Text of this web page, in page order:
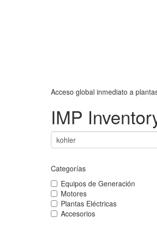
Acceso global inmediato a
IMP
Categorías
Equipos de Generación
Motores
Plantas Eléctricas
Accesorios